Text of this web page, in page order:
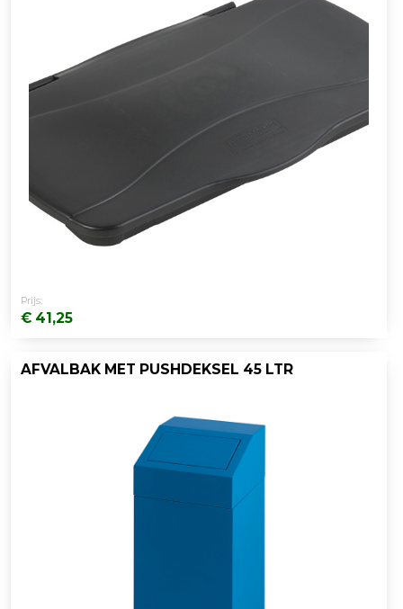
Prijs:
€ 41,25
AFVALBAK MET PUSHDEKSEL 45 LTR